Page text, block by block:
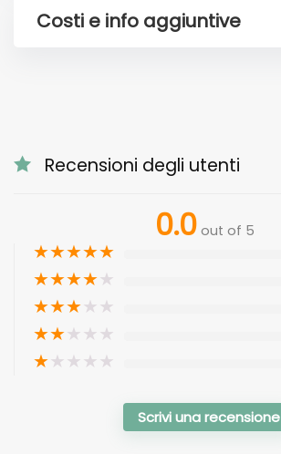
Costi e info aggiuntive
Recensioni degli utenti
0.0 out of 5
★★★★★
★★★★★
★★★★ ★
★★★ ★ ★
★★ ★ ★ ★
Scrivi una recensione